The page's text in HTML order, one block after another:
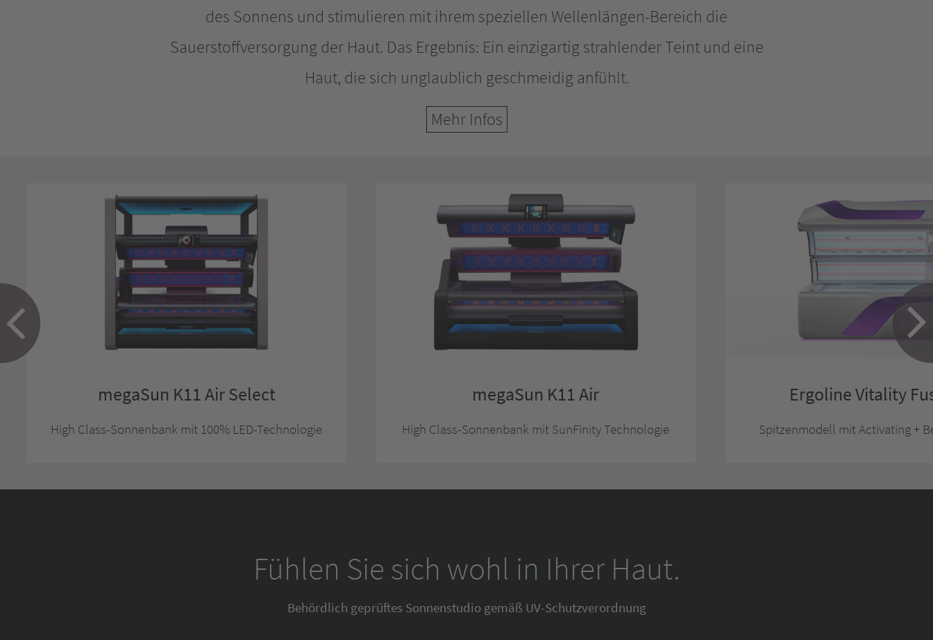
des Sonnens und stimulieren mit ihrem speziellen Wellenlängen-Bereich die
Sauerstoffversorgung der Haut. Das Ergebnis: Ein einzigartig strahlender Teint und eine
Haut, die sich unglaublich geschmeidig anfühlt.
Mehr Infos
megaSun K11 Air Select
High Class-Sonnenbank mit 100% LED-Technologie
megaSun K11 Air
High Class-Sonnenbank mit SunFinity Technologie
Ergoline Vitality
Spitzenmodell mit Activating +
Fühlen Sie sich wohl in Ihrer Haut.
Behördlich geprüftes Sonnenstudio gemäß UV-Schutzverordnung